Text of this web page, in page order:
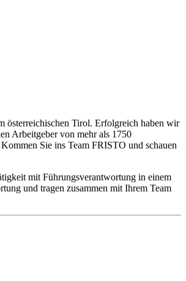
österreichischen Tirol. Erfolgreich haben wir
Arbeitgeber von mehr als 1750
Sie ins Team FRISTO und schauen
mit Führungsverantwortung in einem
und tragen zusammen mit Ihrem Team